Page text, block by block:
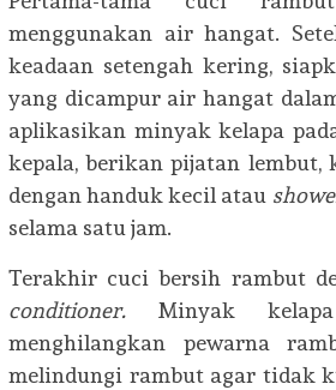
menggunakan air hangat.
keadaan setengah kering,
yang dicampur air hangat
aplikasikan minyak kelapa
kepala, berikan pijatan lembut,
dengan handuk kecil atau
selama satu jam.
Terakhir cuci bersih rambut
conditioner. Minyak
menghilangkan pewarna
melindungi rambut agar tidak